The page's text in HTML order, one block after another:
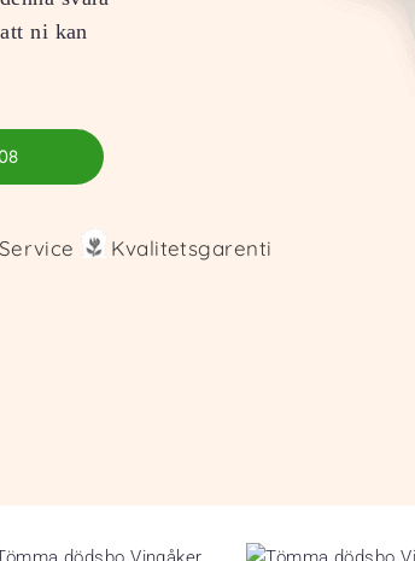
ni kan
Kvalitetsgarenti